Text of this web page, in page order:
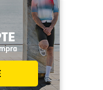
privacitat